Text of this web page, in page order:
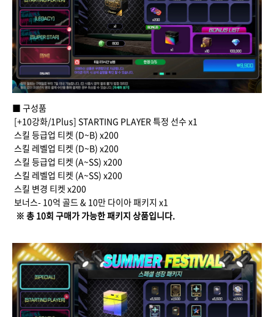
■ 구성품
[+10강화/1Plus] STARTING PLAYER 특정 선수 x1
스킬 등급업 티켓 (D~B) x200
스킬 레벨업 티켓 (D~B) x200
스킬 등급업 티켓 (A~SS) x200
스킬 레벨업 티켓 (A~SS) x200
스킬 변경 티켓 x200
보너스- 10억 골드 & 10만 다이아 패키지 x1
※ 총 10회 구매가 가능한 패키지 상품입니다.